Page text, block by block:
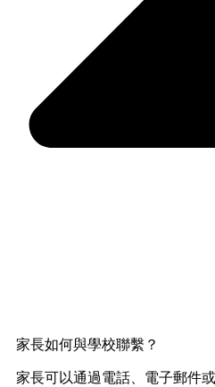
家長如何與學校聯繫？
家長可以通過電話、電子郵件